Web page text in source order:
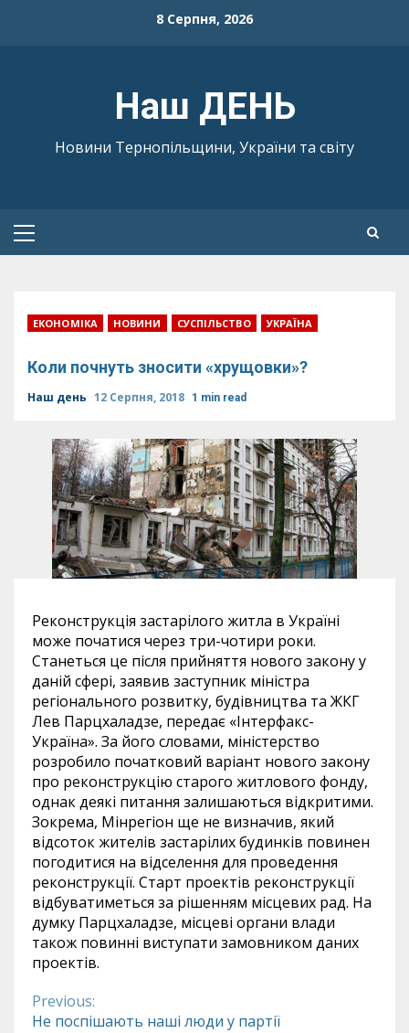
8 Серпня, 2026
Наш ДЕНЬ
Новини Тернопільщини, України та світу
Primary
ЕКОНОМІКА НОВИНИ СУСПІЛЬСТВО УКРАЇНА
Коли почнуть зносити «хрущовки»?
Наш день 12 Серпня, 2018 1 min read
Реконструкція застарілого житла в Україні
може початися через три-чотири роки.
Станеться це після прийняття нового закону у
даній сфері, заявив заступник міністра
регіонального розвитку, будівництва та ЖКГ
Лев Парцхаладзе, передає «Інтерфакс-
Україна». За його словами, міністерство
розробило початковий варіант нового закону
про реконструкцію старого житлового фонду,
однак деякі питання залишаються відкритими.
Зокрема, Мінрегіон ще не визначив, який
відсоток жителів застарілих будинків повинен
погодитися на відселення для проведення
реконструкції. Старт проектів реконструкції
відбуватиметься за рішенням місцевих рад. На
думку Парцхаладзе, місцеві органи влади
також повинні виступати замовником даних
проектів.
Continue
Previous:
Не поспішають наші люди у партії